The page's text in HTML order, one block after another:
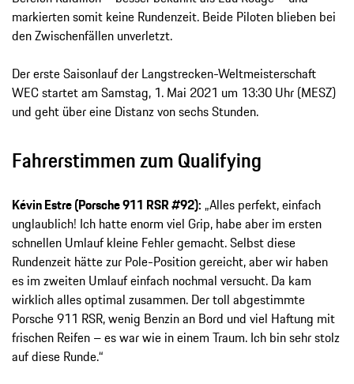
markierten somit keine Rundenzeit. Beide Piloten blieben bei
den Zwischenfällen unverletzt.
Der erste Saisonlauf der Langstrecken-Weltmeisterschaft
WEC startet am Samstag, 1. Mai 2021 um 13:30 Uhr (MESZ)
und geht über eine Distanz von sechs Stunden.
Fahrerstimmen zum Qualifying
Kévin Estre (Porsche 911 RSR #92): „Alles perfekt, einfach
unglaublich! Ich hatte enorm viel Grip, habe aber im ersten
schnellen Umlauf kleine Fehler gemacht. Selbst diese
Rundenzeit hätte zur Pole-Position gereicht, aber wir haben
es im zweiten Umlauf einfach nochmal versucht. Da kam
wirklich alles optimal zusammen. Der toll abgestimmte
Porsche 911 RSR, wenig Benzin an Bord und viel Haftung mit
frischen Reifen – es war wie in einem Traum. Ich bin sehr stolz
auf diese Runde.“